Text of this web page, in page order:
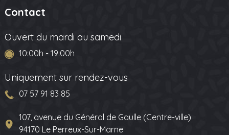
Contact
Ouvert du mardi au samedi
10:00h - 19:00h
Uniquement sur rendez-vous
07 57 91 83 85
107, avenue du Général de Gaulle (Centre-ville)
94170 Le Perreux-Sur-Marne